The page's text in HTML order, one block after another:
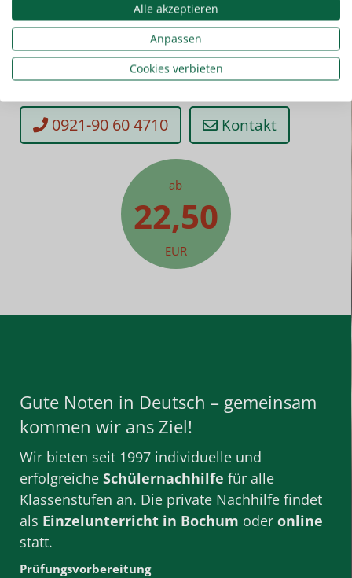
Sie haben noch Fragen? Kein Problem!
Kontaktieren Sie uns einfach.
0921-90 60 4710 Kontakt
ab
22,50
EUR
Gute Noten in Deutsch – gemeinsam
kommen wir ans Ziel!
Wir bieten seit 1997 individuelle und
erfolgreiche Schülernachhilfe für alle
Klassenstufen an. Die private Nachhilfe findet
als Einzelunterricht in Bochum oder online
statt.
Prüfungsvorbereitung
Alle akzeptieren
Anpassen
Cookies verbieten